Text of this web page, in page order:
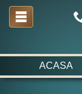
ACASA